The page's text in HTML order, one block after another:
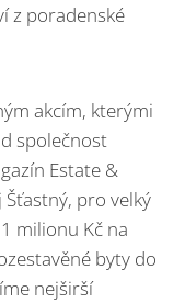
z poradenské
akcím, kterými
společnost
Estate &
pro velký
milionu Kč na
byty do
nejširší